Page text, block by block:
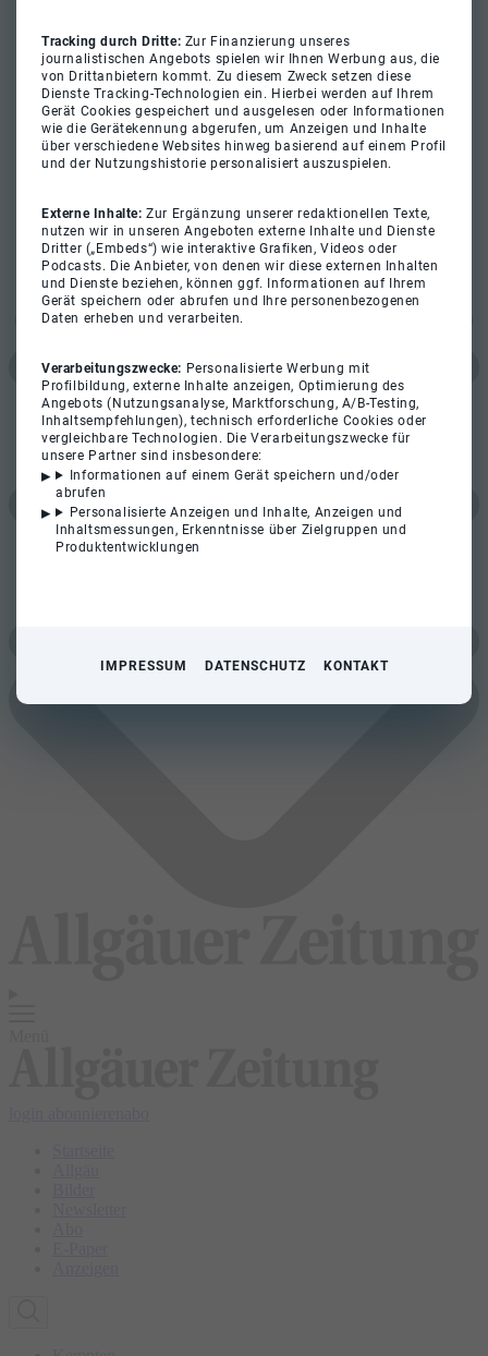
Tracking durch Dritte: Zur Finanzierung unseres
journalistischen Angebots spielen wir Ihnen Werbung aus, die
von Drittanbietern kommt. Zu diesem Zweck setzen diese
Dienste Tracking-Technologien ein. Hierbei werden auf Ihrem
Gerät Cookies gespeichert und ausgelesen oder Informationen
wie die Gerätekennung abgerufen, um Anzeigen und Inhalte
über verschiedene Websites hinweg basierend auf einem Profil
und der Nutzungshistorie personalisiert auszuspielen.
Externe Inhalte:Zur Ergänzung unserer redaktionellen Texte,
nutzen wir in unseren Angeboten externe Inhalte und Dienste
Dritter („Embeds“) wie interaktive Grafiken, Videos oder
Podcasts. Die Anbieter, von denen wir diese externen Inhalten
und Dienste beziehen, können ggf. Informationen auf Ihrem
Gerät speichern oder abrufen und Ihre personenbezogenen
Daten erheben und verarbeiten.
Verarbeitungszwecke: Personalisierte Werbung mit
Profilbildung, externe Inhalte anzeigen, Optimierung des
Angebots (Nutzungsanalyse, Marktforschung, A/B-Testing,
Inhaltsempfehlungen), technisch erforderliche Cookies oder
vergleichbare Technologien. Die Verarbeitungszwecke für
unsere Partner sind insbesondere:
Informationen auf einem Gerät speichern und/oder
abrufen
Personalisierte Anzeigen und Inhalte, Anzeigen und
Inhaltsmessungen, Erkenntnisse über Zielgruppen und
Produktentwicklungen
IMPRESSUM DATENSCHUTZ KONTAKT